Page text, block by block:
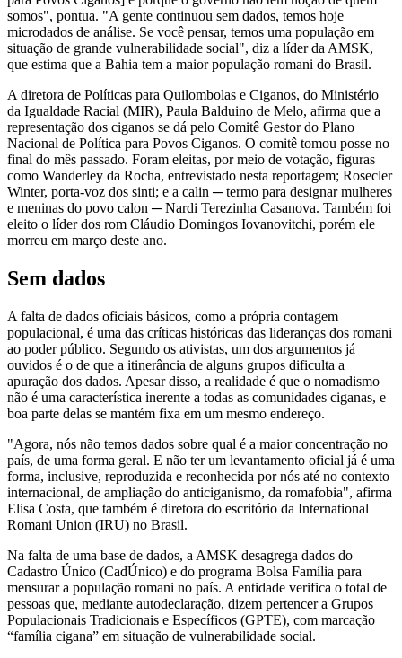
somos", pontua. "A gente continuou sem dados, temos hoje
microdados de análise. Se você pensar, temos uma população em
situação de grande vulnerabilidade social", diz a líder da AMSK,
que estima que a Bahia tem a maior população romani do Brasil.
A diretora de Políticas para Quilombolas e Ciganos, do Ministério
da Igualdade Racial (MIR), Paula Balduino de Melo, afirma que a
representação dos ciganos se dá pelo Comitê Gestor do Plano
Nacional de Política para Povos Ciganos. O comitê tomou posse no
final do mês passado. Foram eleitas, por meio de votação, figuras
como Wanderley da Rocha, entrevistado nesta reportagem; Rosecler
Winter, porta-voz dos sinti; e a calin ─ termo para designar mulheres
e meninas do povo calon ─ Nardi Terezinha Casanova. Também foi
eleito o líder dos rom Cláudio Domingos Iovanovitchi, porém ele
morreu em março deste ano.
Sem dados
A falta de dados oficiais básicos, como a própria contagem
populacional, é uma das críticas históricas das lideranças dos romani
ao poder público. Segundo os ativistas, um dos argumentos já
ouvidos é o de que a itinerância de alguns grupos dificulta a
apuração dos dados. Apesar disso, a realidade é que o nomadismo
não é uma característica inerente a todas as comunidades ciganas, e
boa parte delas se mantém fixa em um mesmo endereço.
"Agora, nós não temos dados sobre qual é a maior concentração no
país, de uma forma geral. E não ter um levantamento oficial já é uma
forma, inclusive, reproduzida e reconhecida por nós até no contexto
internacional, de ampliação do anticiganismo, da romafobia", afirma
Elisa Costa, que também é diretora do escritório da International
Romani Union (IRU) no Brasil.
Na falta de uma base de dados, a AMSK desagrega dados do
Cadastro Único (CadÚnico) e do programa Bolsa Família para
mensurar a população romani no país. A entidade verifica o total de
pessoas que, mediante autodeclaração, dizem pertencer a Grupos
Populacionais Tradicionais e Específicos (GPTE), com marcação
“família cigana” em situação de vulnerabilidade social.